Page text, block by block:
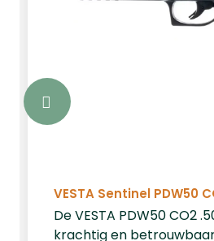
Pupilafstand van 9 cm
mogelijke overzicht en
situatie. Extreme
schotweerstand dankzij
materialen en een
constructie.
m dankzij speciale
behuizing van de
de STEINER
VESTA Sentinel PDW50
De VESTA PDW50 CO2
krachtig en